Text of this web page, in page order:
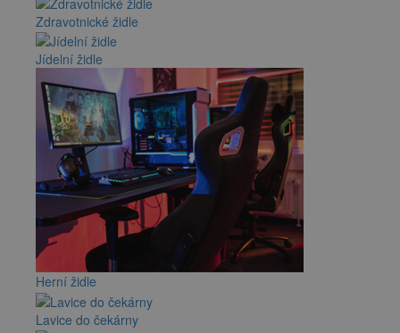
Zdravotnické židle
Jídelní židle
Herní židle
Lavice do čekárny